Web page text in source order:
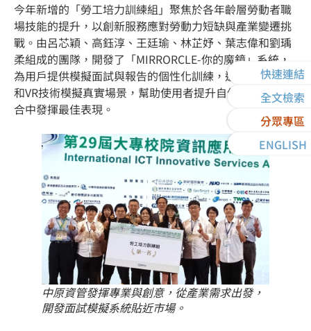
快速連結
全文檢索
分眾專區
ENGLISH
今年新增的「勞工培力訓練組」聚焦於各年齡層勞動者職
場技能的提升，以創新服務應對勞動力短缺與產業變遷挑
戰。由呂芯穎、高鈺淳、王廷瑜、林芷妤、葉志偉和劉瑀
柔組成的團隊，開發了「MIRRORCLE-你的魔鏡」系統，
為用戶提供模擬面試與報告的個性化訓練，透過數位孿生
和VR技術模擬真實場景，幫助使用者提升自信，在關鍵場
合中發揮最佳表現。
中原資管發揮專業與創意，從產業需求出發，
開發面試模擬系統貼近市場。